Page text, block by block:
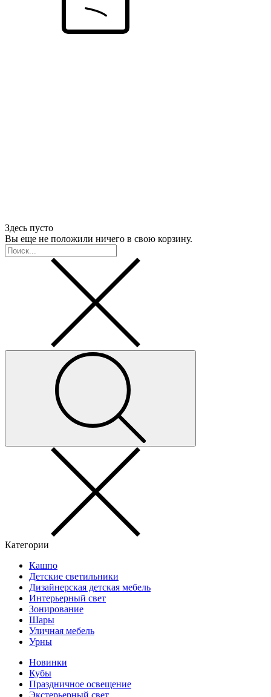
Здесь пусто
Вы еще не положили ничего в свою корзину.
Категории
Кашпо
Детские светильники
Дизайнерская детская мебель
Интерьерный свет
Зонирование
Шары
Уличная мебель
Урны
Новинки
Кубы
Праздничное освещение
Экстерьерный свет